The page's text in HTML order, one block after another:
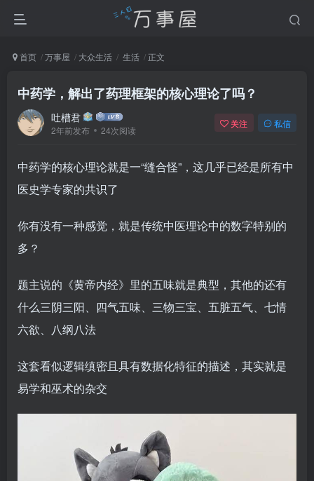
首页 万事屋 大众生活 生活 正文
中药学，解出了药理框架的核心理论了吗？
吐槽君
2年前发布 24次阅读
关注 私信
中药学的核心理论就是一“缝合怪”，这几乎已经是所有中
医史学专家的共识了
你有没有一种感觉，就是传统中医理论中的数字特别的
多？
题主说的《黄帝内经》里的五味就是典型，其他的还有
什么三阴三阳、四气五味、三物三宝、五脏五气、七情
六欲、八纲八法
这套看似逻辑缜密且具有数据化特征的描述，其实就是
易学和巫术的杂交